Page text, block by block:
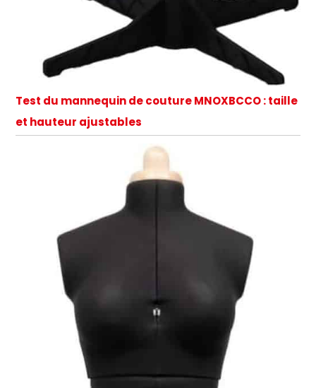
Test du mannequin de couture MNOXBCCO : taille
et hauteur ajustables